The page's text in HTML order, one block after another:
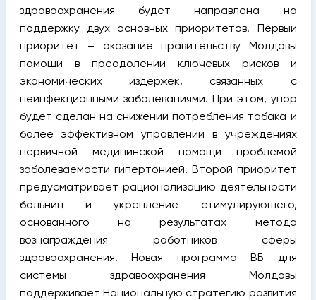
здравоохранения будет направлена на
поддержку двух основных приоритетов. Первый
приоритет – оказание правительству Молдовы
помощи в преодолении ключевых рисков и
экономических издержек, связанных с
неинфекционными заболеваниями. При этом, упор
будет сделан на снижении потребления табака и
более эффективном управлении в учреждениях
первичной медицинской помощи проблемой
заболеваемости гипертонией. Второй приоритет
предусматривает рационализацию деятельности
больниц и укрепление стимулирующего,
основанного на результатах метода
вознаграждения работников сферы
здравоохранения. Новая программа ВБ для
системы здравоохранения Молдовы
поддерживает Национальную стратегию развития